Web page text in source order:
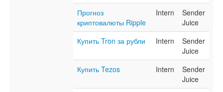
Прогноз
криптовалюты Ripple
Intern
Sender
Juice
Купить Tron за рубли
Intern
Sender
Juice
Купить Tezos
Intern
Sender
Juice